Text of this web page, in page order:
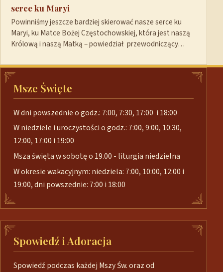
serce ku Maryi
Powinniśmy jeszcze bardziej skierować nasze serce ku
Maryi, ku Matce Bożej Częstochowskiej, która jest naszą
Królową i naszą Matką – powiedział przewodniczący…
Msze Święte
W dni powszednie o godz.: 7:00, 7:30, 17:00 i 18:00
W niedziele i uroczystości o godz.: 7:00, 9:00, 10:30,
12:00, 17:00 i 19:00
Msza święta w sobotę o 19.00 - liturgia niedzielna
W okresie wakacyjnym: niedziela: 7:00, 10:00, 12:00 i
19:00, dni powszednie: 7:00 i 18:00
Spowiedź i Adoracja
Spowiedź podczas każdej Mszy Św. oraz od